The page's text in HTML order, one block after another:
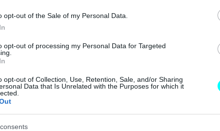
opt-out of the Sale of my Personal Data.
opt-out of processing my Personal Data for Targeted
opt-out of Collection, Use, Retention, Sale, and/or Sharing
Data that Is Unrelated with the Purposes for which it
νατρίου είναι ότι δεν περιέχουν ούτε λίθιο,